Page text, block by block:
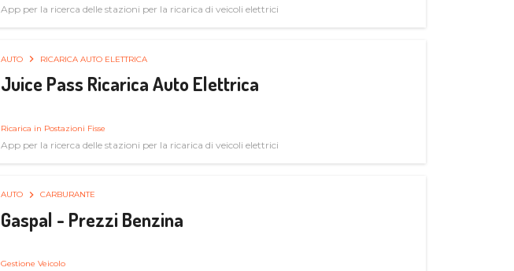
App per la ricerca delle stazioni per la ricarica di veicoli elettrici
AUTO RICARICA AUTO ELETTRICA
Juice Pass Ricarica Auto Elettrica
Ricarica in Postazioni Fisse
App per la ricerca delle stazioni per la ricarica di veicoli elettrici
AUTO CARBURANTE
Gaspal - Prezzi Benzina
Gestione Veicolo